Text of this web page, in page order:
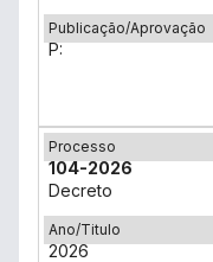
Publicação/Aprovação
P:
Processo
104-2026
Decreto
Ano/Titulo
2026